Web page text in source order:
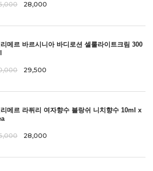
28,000
메르 바르시니아 바디로션 셀룰라이트크림 300
29,500
메르 라퓌리 여자향수 블랑쉬 니치향수 10ml x
28,000